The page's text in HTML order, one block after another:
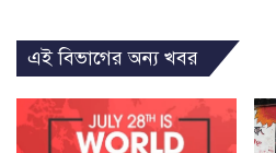
এই বিভাগের অন্য খবর